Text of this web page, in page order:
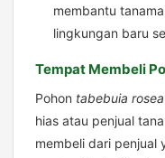
membantu
lingkungan baru
Tempat Membeli
Pohon tabebuia rosea
hias atau penjual
membeli dari penjual